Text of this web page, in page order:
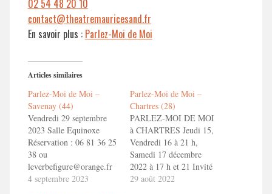
02 54 48 20 10
contact@theatremauricesand.fr
En savoir plus : Parlez-Moi de Moi
Articles similaires
Parlez-Moi de Moi –
Savenay (44)
Vendredi 29 septembre
2023 Salle Equinoxe
Réservation : 06 81 36 25
38 ou
leverbefigure@orange.fr
En savoir plus : Parlez-
4 septembre 2023
Parlez-Moi de Moi –
Chartres (28)
PARLEZ-MOI DE MOI
à CHARTRES Jeudi 15,
Vendredi 16 à 21 h,
Samedi 17 décembre
2022 à 17 h et 21 Invité
par le Théâtre du Portail
29 août 2022